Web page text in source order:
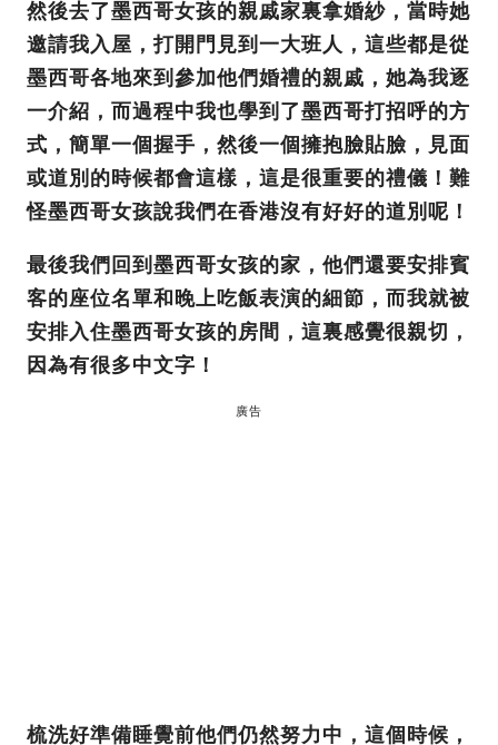
然後去了墨西哥女孩的親戚家裏拿婚紗，當時她
邀請我入屋，打開門見到一大班人，這些都是從
墨西哥各地來到參加他們婚禮的親戚，她為我逐
一介紹，而過程中我也學到了墨西哥打招呼的方
式，簡單一個握手，然後一個擁抱臉貼臉，見面
或道別的時候都會這樣，這是很重要的禮儀！難
怪墨西哥女孩說我們在香港沒有好好的道別呢！
最後我們回到墨西哥女孩的家，他們還要安排賓
客的座位名單和晚上吃飯表演的細節，而我就被
安排入住墨西哥女孩的房間，這裏感覺很親切，
因為有很多中文字！
廣告
梳洗好準備睡覺前他們仍然努力中，這個時候，